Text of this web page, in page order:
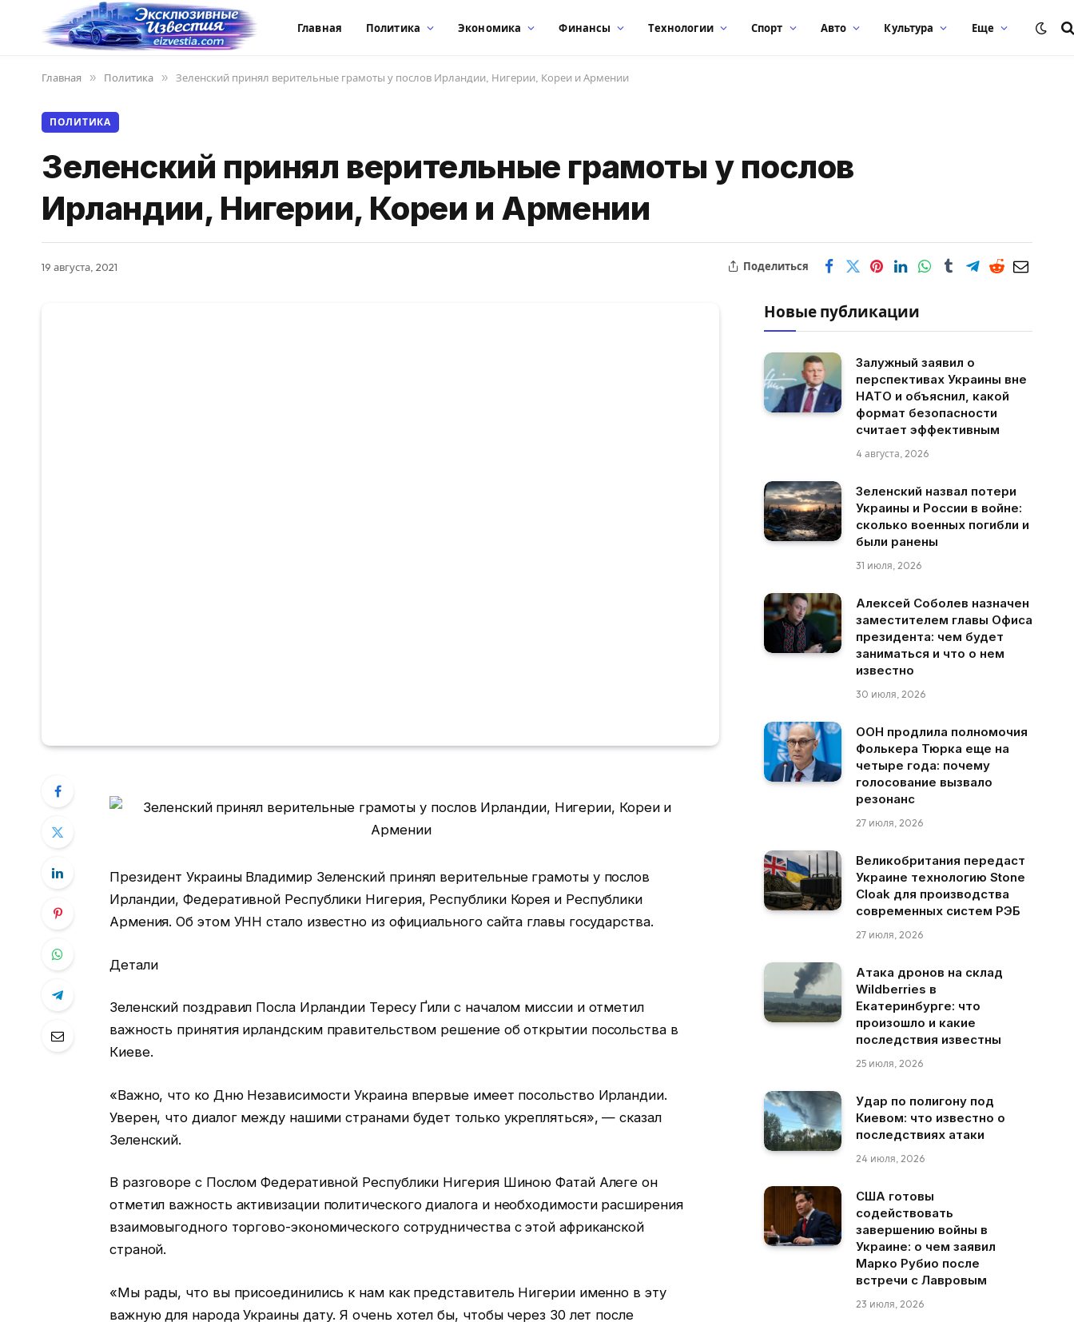
Главная Политика Экономика Финансы Технологии Спорт Авто Культура Еще
Главная » Политика » Зеленский принял верительные грамоты у послов Ирландии, Нигерии, Кореи и Армении
ПОЛИТИКА
Зеленский принял верительные грамоты у послов
Ирландии, Нигерии, Кореи и Армении
19 августа, 2021 Поделиться
Президент Украины Владимир Зеленский принял верительные грамоты у послов
Ирландии, Федеративной Республики Нигерия, Республики Корея и Республики
Армения. Об этом УНН стало известно из официального сайта главы государства.
Детали
Зеленский поздравил Посла Ирландии Тересу Ґили с началом миссии и отметил
важность принятия ирландским правительством решение об открытии посольства в
Киеве.
«Важно, что ко Дню Независимости Украина впервые имеет посольство Ирландии.
Уверен, что диалог между нашими странами будет только укрепляться», — сказал
Зеленский.
В разговоре с Послом Федеративной Республики Нигерия Шиною Фатай Алеге он
отметил важность активизации политического диалога и необходимости расширения
взаимовыгодного торгово-экономического сотрудничества с этой африканской
страной.
«Мы рады, что вы присоединились к нам как представитель Нигерии именно в эту
важную для народа Украины дату. Я очень хотел бы, чтобы через 30 лет после
Новые публикации
Залужный заявил о
перспективах Украины вне
НАТО и объяснил, какой
формат безопасности
считает эффективным
4 августа, 2026
Зеленский назвал потери
Украины и России в войне:
сколько военных погибли и
были ранены
31 июля, 2026
Алексей Соболев назначен
заместителем главы Офиса
президента: чем будет
заниматься и что о нем
известно
30 июля, 2026
ООН продлила полномочия
Фолькера Тюрка еще на
четыре года: почему
голосование вызвало
резонанс
27 июля, 2026
Великобритания передаст
Украине технологию Stone
Cloak для производства
современных систем РЭБ
27 июля, 2026
Атака дронов на склад
Wildberries в
Екатеринбурге: что
произошло и какие
последствия известны
25 июля, 2026
Удар по полигону под
Киевом: что известно о
последствиях атаки
24 июля, 2026
США готовы
содействовать
завершению войны в
Украине: о чем заявил
Марко Рубио после
встречи с Лавровым
23 июля, 2026